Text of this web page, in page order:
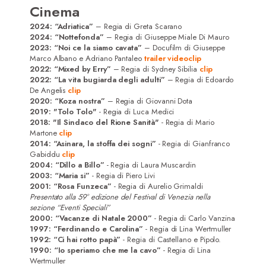
Cinema
2024: “Adriatica” – Regia di Greta Scarano
2024: “Nottefonda” – Regia di Giuseppe Miale Di Mauro
2023: “Noi ce la siamo cavata” – Docufilm di Giuseppe
Marco Albano e Adriano Pantaleo trailer videoclip
2022: “Mixed by Erry” – Regia di Sydney Sibilia clip
2022: “La vita bugiarda degli adulti” – Regia di Edoardo
De Angelis clip
2020: “Koza nostra” – Regia di Giovanni Dota
2019: "Tolo Tolo" - Regia di Luca Medici
2018: "Il Sindaco del Rione Sanità" - Regia di Mario
Martone clip
2014: “Asinara, la stoffa dei sogni” - Regia di Gianfranco
Gabiddu clip
2004: “Dillo a Billo” - Regia di Laura Muscardin
2003: “Maria si” - Regia di Piero Livi
2001: “Rosa Funzeca” - Regia di Aurelio Grimaldi
Presentato alla 59° edizione del Festival di Venezia nella
sezione “Eventi Speciali”
2000: “Vacanze di Natale 2000” - Regia di Carlo Vanzina
1997: “Ferdinando e Carolina” - Regia di Lina Wertmuller
1992: “Ci hai rotto papà” - Regia di Castellano e Pipolo.
1990: “Io speriamo che me la cavo” - Regia di Lina
Wertmuller